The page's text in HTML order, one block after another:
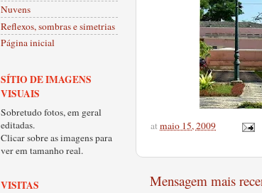
atmaio 15, 2009
Mensagem mais
Nuvens
Reflexos, sombras e simetrias
Página inicial
SÍTIO DE IMAGENS
VISUAIS
Sobretudo fotos, em geral
editadas.
Clicar sobre as imagens para
ver em tamanho real.
VISITAS